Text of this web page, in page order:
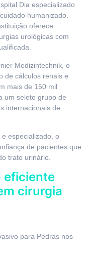
Dia especializado
humanizado.
oferece
urológicas com
Medizintechnik, o
de cálculos renais e
mais de 150 mil
um seleto grupo de
internacionais de
especializado, o
de pacientes que
trato urinário.
eficiente
cirurgia
para Pedras nos